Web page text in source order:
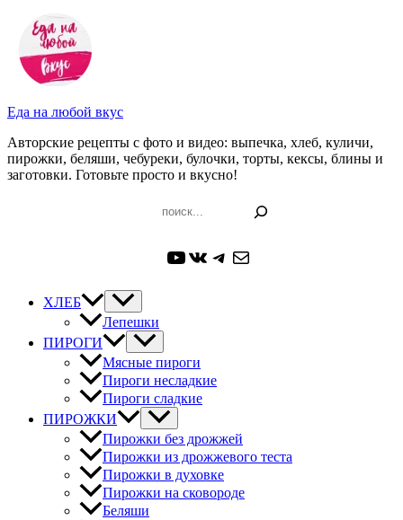
Перейти
содержимому
Еда на любой вкус
Авторские рецепты с фото и видео: выпечка, хлеб, куличи,
пирожки, беляши, чебуреки, булочки, торты, кексы, блины и
заготовки. Готовьте просто и вкусно!
YouTube
ВКонтакте
Telegram
Почта
ХЛЕБ
Лепешки
ПИРОГИ
Мясные пироги
Пироги несладкие
Пироги сладкие
ПИРОЖКИ
Пирожки без дрожжей
Пирожки из дрожжевого теста
Пирожки в духовке
Пирожки на сковороде
Беляши